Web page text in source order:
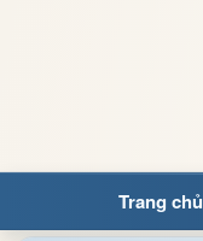
Trang chủ